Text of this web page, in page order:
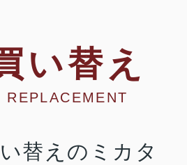
い替え
REPLACEMENT
替えのミカタ